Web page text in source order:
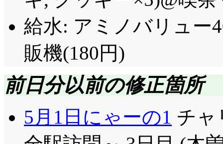
給水: アミノバリュー
販機(180円)
前日分以前の修正箇所
5月1日にゃーの1 チャ